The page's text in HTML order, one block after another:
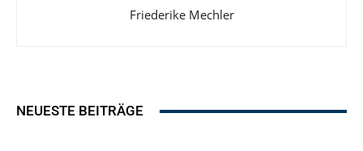
Friederike Mechler
NEUESTE BEITRÄGE